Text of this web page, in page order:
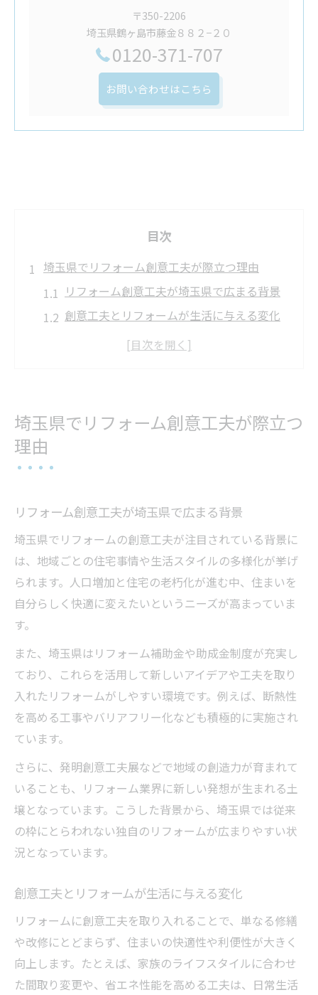
〒350-2206
埼玉県鶴ヶ島市藤金８８２−２０
0120-371-707
お問い合わせはこちら
目次
埼玉県でリフォーム創意工夫が際立つ理由
リフォーム創意工夫が埼玉県で広まる背景
創意工夫とリフォームが生活に与える変化
発明創意工夫展とリフォームの共通点を探
リフォーム業者選びで安心を見抜く方法
め方
見積もりの透明性が安心につながる理由
口コミ情報でリフォーム業者を比較するコ
ツ
発明創意工夫展の受賞作品に学ぶリフォー
ム事例
リフォームで生まれた新しい暮らしの工夫
受賞経験を活かしたリフォームの実例紹介
中学生発案の創意工夫がリフォームに活用
悪質リフォーム業者を見分けるコツを伝授
悪質リフォーム業者リスト活用の注意点
評判の悪いリフォーム業者を避ける方法
見積もりや契約で見抜く悪質業者の特徴
埼玉県で多い悪質リフォームの事例と対策
補助金活用で賢く進めるリフォーム術
埼玉リフォーム補助金の賢い使い方
補助金を活用したリフォーム成功の秘訣
埼玉県でリフォーム創意工夫が際立つ
理由
リフォーム創意工夫が埼玉県で広まる背景
埼玉県でリフォームの創意工夫が注目されている背景に
は、地域ごとの住宅事情や生活スタイルの多様化が挙げ
られます。人口増加と住宅の老朽化が進む中、住まいを
自分らしく快適に変えたいというニーズが高まっていま
す。
また、埼玉県はリフォーム補助金や助成金制度が充実し
ており、これらを活用して新しいアイデアや工夫を取り
入れたリフォームがしやすい環境です。例えば、断熱性
を高める工事やバリアフリー化なども積極的に実施され
ています。
さらに、発明創意工夫展などで地域の創造力が育まれて
いることも、リフォーム業界に新しい発想が生まれる土
壌となっています。こうした背景から、埼玉県では従来
の枠にとらわれない独自のリフォームが広まりやすい状
況となっています。
創意工夫とリフォームが生活に与える変化
リフォームに創意工夫を取り入れることで、単なる修繕
や改修にとどまらず、住まいの快適性や利便性が大きく
向上します。たとえば、家族のライフスタイルに合わせ
た間取り変更や、省エネ性能を高める工夫は、日常生活